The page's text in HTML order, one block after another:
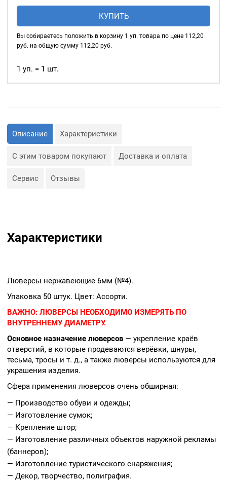
продеваются верёвки,
шнуры, тесьма, тросы и т.
используются для
Сфера применения
люверсов очень обширная:
объектов наружной
рекламы (баннеров);
— Изготовление
туристического
— Декор, творчество,
полиграфия.
Люверсы
уп.
шт,
КУПИТЬ
Вы собираетесь положить в корзину 1 уп. товара по цене 112,20
руб. на общую сумму 112,20 руб.
1 уп. = 1 шт.
Описание Характеристики
С этим товаром покупают Доставка и оплата
Сервис Отзывы
Характеристики
Люверсы нержавеющие 6мм (№4).
Упаковка 50 штук. Цвет: Ассорти.
ВАЖНО: ЛЮВЕРСЫ НЕОБХОДИМО ИЗМЕРЯТЬ ПО
ВНУТРЕННЕМУ ДИАМЕТРУ.
Основное назначение люверсов — укрепление краёв
отверстий, в которые продеваются верёвки, шнуры,
тесьма, тросы и т. д., а также люверсы используются для
украшения изделия.
Сфера применения люверсов очень обширная:
— Производство обуви и одежды;
— Изготовление сумок;
— Крепление штор;
— Изготовление различных объектов наружной рекламы
(баннеров);
— Изготовление туристического снаряжения;
— Декор, творчество, полиграфия.